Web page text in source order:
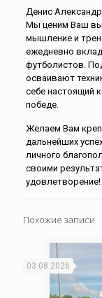
Денис
Мы ценим Ваш
мышление и
ежедневно
футболистов.
осваивают
себе настоящий
победе.
Желаем Вам
дальнейших
личного
своими
удовлетворение!
Похожие записи
03.08.2026